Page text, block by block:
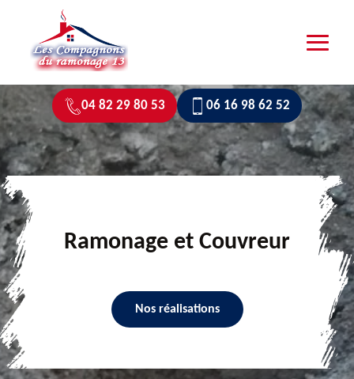
04 82 29 80 53 06 16 98 62 52
Ramonage et Couvreur
Nos réalisations